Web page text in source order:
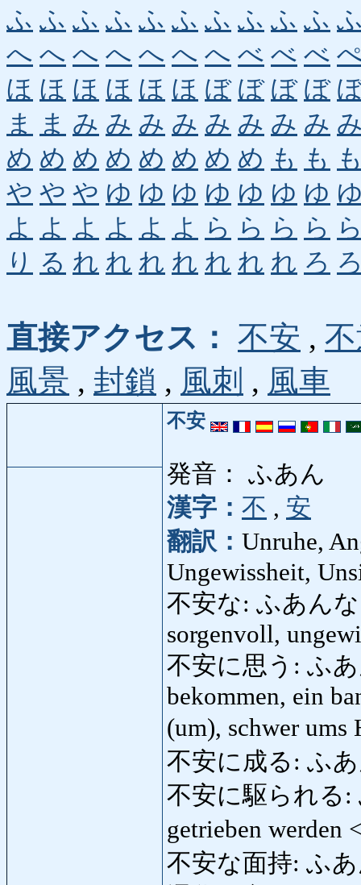
ふ ふ ふ ふ ふ ふ ふ ふ ふ ふ
へ へ へ へ へ へ へ べ べ べ
ほ ほ ほ ほ ほ ほ ぼ ぼ ぼ ぼ
ま
ま み み み み み み み み
め め め め め め め め も も
や や や ゆ ゆ ゆ ゆ ゆ ゆ ゆ
よ よ よ よ よ よ ら ら ら ら
り る れ れ れ れ れ れ れ ろ
直接アクセス： 不安 ,
風景 , 封鎖 , 風刺 , 風車
不安
発音： ふあん
漢字： 不 , 安
翻訳： Unruhe,
Ungewissheit,
不安な: ふあんな
sorgenvoll,
不安に思う: ふ
bekommen, ein
(um), schwer
不安に成る: ふ
不安に駆られる:
getrieben werden
不安な面持: ふあ